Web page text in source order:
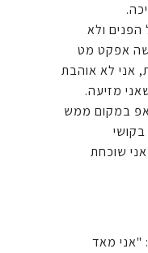
ולא
אפקט מט
אני לא אוהבת
מזיעה.
במקום ממש
שוכחת
"אני מאד